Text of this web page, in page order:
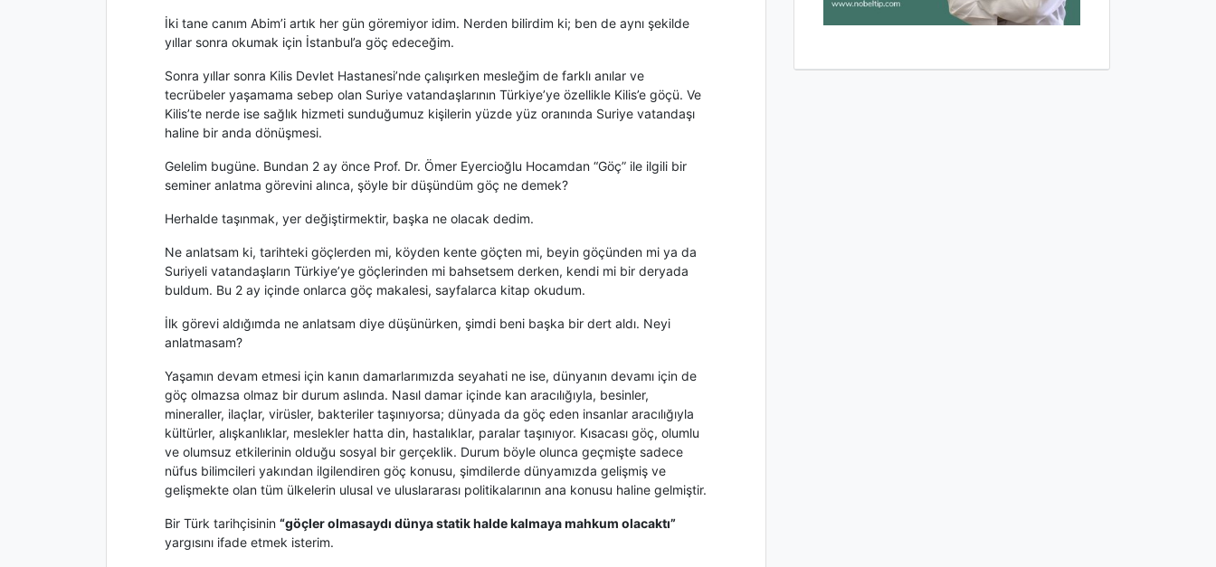
İki tane canım Abim’i artık her gün göremiyor idim. Nerden bilirdim ki; ben de aynı şekilde
yıllar sonra okumak için İstanbul’a göç edeceğim.
Sonra yıllar sonra Kilis Devlet Hastanesi’nde çalışırken mesleğim de farklı anılar ve
tecrübeler yaşamama sebep olan Suriye vatandaşlarının Türkiye’ye özellikle Kilis’e göçü. Ve
Kilis’te nerde ise sağlık hizmeti sunduğumuz kişilerin yüzde yüz oranında Suriye vatandaşı
haline bir anda dönüşmesi.
Gelelim bugüne. Bundan 2 ay önce Prof. Dr. Ömer Eyercioğlu Hocamdan “Göç” ile ilgili bir
seminer anlatma görevini alınca, şöyle bir düşündüm göç ne demek?
Herhalde taşınmak, yer değiştirmektir, başka ne olacak dedim.
Ne anlatsam ki, tarihteki göçlerden mi, köyden kente göçten mi, beyin göçünden mi ya da
Suriyeli vatandaşların Türkiye’ye göçlerinden mi bahsetsem derken, kendi mi bir deryada
buldum. Bu 2 ay içinde onlarca göç makalesi, sayfalarca kitap okudum.
İlk görevi aldığımda ne anlatsam diye düşünürken, şimdi beni başka bir dert aldı. Neyi
anlatmasam?
Yaşamın devam etmesi için kanın damarlarımızda seyahati ne ise, dünyanın devamı için de
göç olmazsa olmaz bir durum aslında. Nasıl damar içinde kan aracılığıyla, besinler,
mineraller, ilaçlar, virüsler, bakteriler taşınıyorsa; dünyada da göç eden insanlar aracılığıyla
kültürler, alışkanlıklar, meslekler hatta din, hastalıklar, paralar taşınıyor. Kısacası göç, olumlu
ve olumsuz etkilerinin olduğu sosyal bir gerçeklik. Durum böyle olunca geçmişte sadece
nüfus bilimcileri yakından ilgilendiren göç konusu, şimdilerde dünyamızda gelişmiş ve
gelişmekte olan tüm ülkelerin ulusal ve uluslararası politikalarının ana konusu haline gelmiştir.
Bir Türk tarihçisinin “göçler olmasaydı dünya statik halde kalmaya mahkum olacaktı”
yargısını ifade etmek isterim.